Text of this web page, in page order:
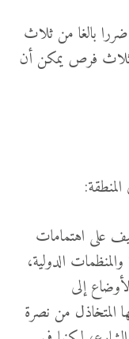
بالغا من ثلاث
ثلاث فرص يمكن أن
على اهتمامات
الدولية،
إلى
المتخاذل من نصرة